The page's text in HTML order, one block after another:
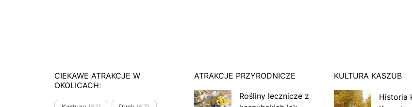
CIEKAWE ATRAKCJE W
OKOLICACH:
ATRAKCJE PRZYRODNICZE
Rośliny lecznicze z
KULTURA KASZUB
Historia